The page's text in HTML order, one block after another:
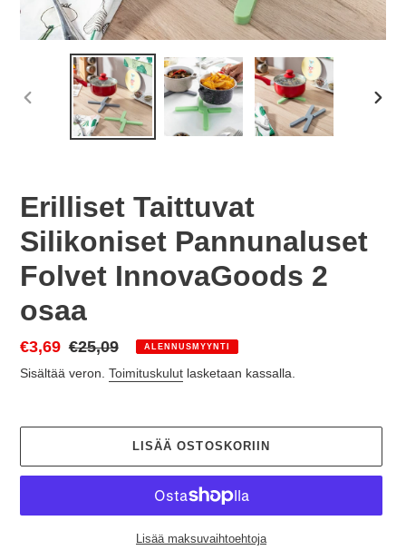
EDELLINEN
Erilliset Taittuvat
Silikoniset Pannunaluset
Folvet InnovaGoods 2
osaa
Myyntihinta
€3,69 Normaalihinta
€25,09 ALENNUSMYYNTI
Sisältää veron. Toimituskulut lasketaan kassalla.
LISÄÄ OSTOSKORIIN
Lisää maksuvaihtoehtoja